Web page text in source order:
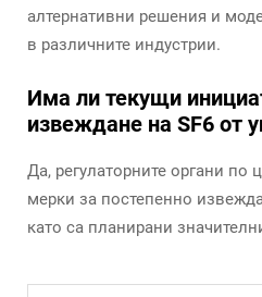
алтернативни решения и
в различните индустрии.
Има ли текущи
извеждане на SF6 от
Да, регулаторните органи по
мерки за постепенно
като са планирани